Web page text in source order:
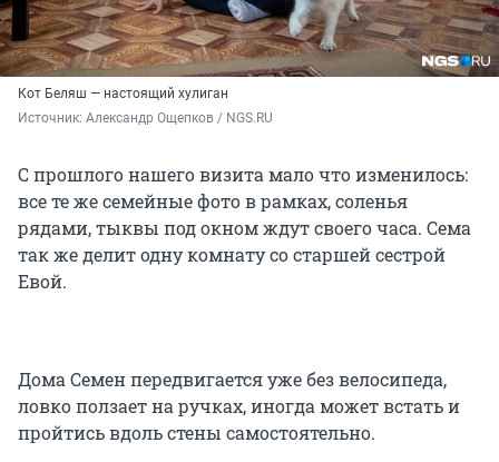
Кот Беляш — настоящий хулиган
Источник: Александр Ощепков / NGS.RU
С прошлого нашего визита мало что изменилось:
все те же семейные фото в рамках, соленья
рядами, тыквы под окном ждут своего часа. Сема
так же делит одну комнату со старшей сестрой
Евой.
Дома Семен передвигается уже без велосипеда,
ловко ползает на ручках, иногда может встать и
пройтись вдоль стены самостоятельно.